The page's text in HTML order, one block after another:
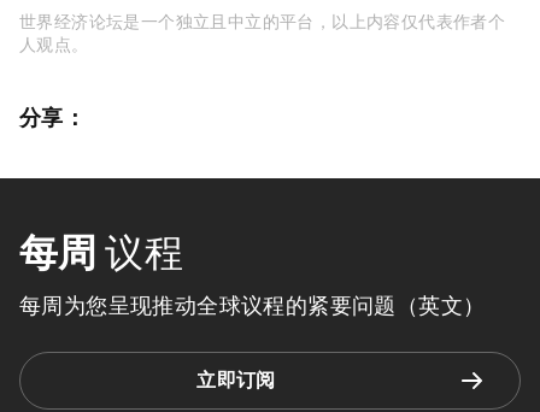
世界经济论坛是一个独立且中立的平台，以上内容仅代表作者个
人观点。
分享：
每周 议程
每周为您呈现推动全球议程的紧要问题（英文）
立即订阅